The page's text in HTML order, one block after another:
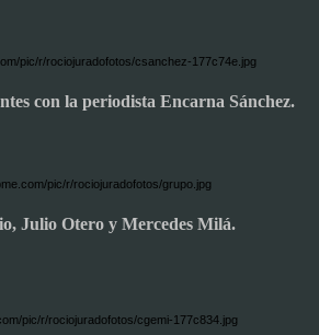
con la periodista Encarna Sánchez.
Julio Otero y Mercedes Milá.